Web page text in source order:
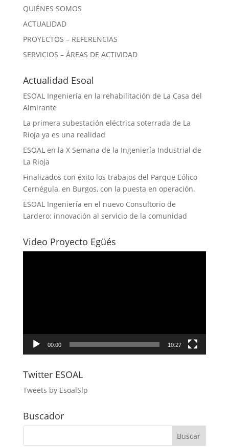
QUIÉNES SOMOS
ACTUALIDAD
PROYECTOS – REFERENCIAS
SERVICIOS – ÁREAS DE ACTIVIDAD
Actualidad Esoal
ESOAL Ingeniería en la rehabilitación de La Casa del
Almirante
La primera subestación eléctrica soterrada de La
Rioja ya es una realidad
ESOAL en la X Semana de la Ingeniería Industrial de
La Rioja
Finalizados con éxito los trabajos del Parque Eólico
Cernégula, en Burgos, con la puesta en operación.
ESOAL Ingeniería en el nuevo Consultorio de
Lardero: innovación al servicio de la comunidad
Video Proyecto Egüés
00:00 10:27
Twitter ESOAL
Tweets by EsoalSlp
Buscador